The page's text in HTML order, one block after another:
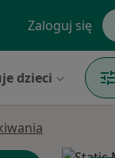
Zaloguj się
dzieci